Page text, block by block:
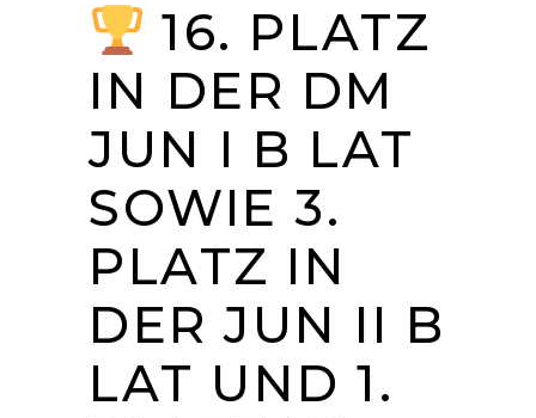
16. PLATZ
IN DER DM
JUN I B LAT
SOWIE 3.
PLATZ IN
DER JUN II B
LAT UND 1.